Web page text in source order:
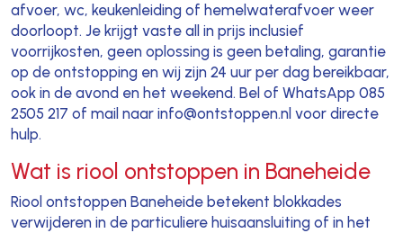
afvoer, wc, keukenleiding of hemelwaterafvoer weer
doorloopt. Je krijgt vaste all in prijs inclusief
voorrijkosten, geen oplossing is geen betaling, garantie
op de ontstopping en wij zijn 24 uur per dag bereikbaar,
ook in de avond en het weekend. Bel of WhatsApp 085
2505 217 of mail naar info@ontstoppen.nl voor directe
hulp.
Wat is riool ontstoppen in Baneheide
Riool ontstoppen Baneheide betekent blokkades
verwijderen in de particuliere huisaansluiting of in het